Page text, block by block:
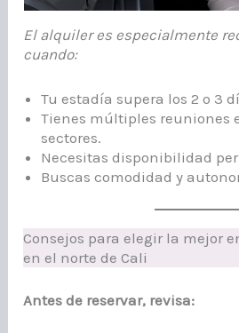
El alquiler es especialmente
cuando:
Tu estadía supera los 2 o 3
Tienes múltiples reuniones
sectores.
Necesitas disponibilidad
Buscas comodidad y
Consejos para elegir la mejor
en el norte de Cali
Antes de reservar, revisa: